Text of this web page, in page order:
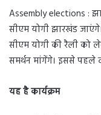
Assembly elections :
सीएम योगी झारखंड
सीएम योगी की रैली को
समर्थन मांगेंगे। इससे पहले
यह है कार्यक्रम